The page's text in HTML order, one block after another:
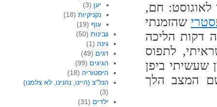
לאוגוסט: חם,
שהזמנתי
דקות הליכה
לתפוס
ביפן
המצב הלך
יען (3)
נקניקיות (18)
עוף (19)
גבינות(50)
גינה (1)
דגים (49)
הגיגים (99)
היסטוריה (18)
הנל"צ (היינו, נהנינו, לא צלמנו)
(3)
ילדים (31)